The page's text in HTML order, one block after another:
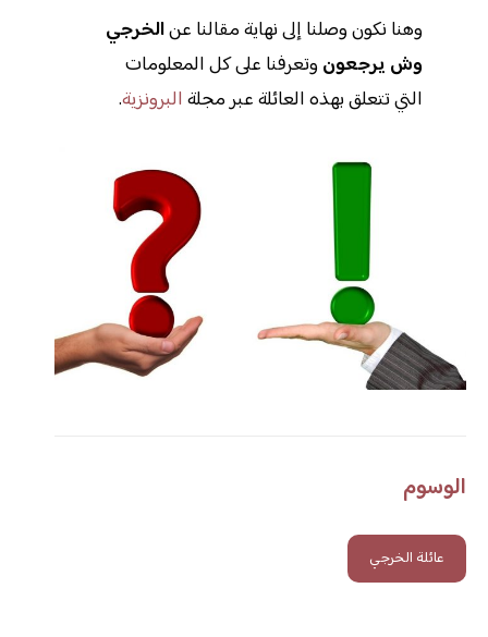
وهنا نكون وصلنا إلى نهاية مقالنا عنالخرجي
وش يرجعون وتعرفنا على كل المعلومات
التي تتعلق بهذه العائلة عبر مجلة البرونزية.
الوسوم
عائلة الخرجي